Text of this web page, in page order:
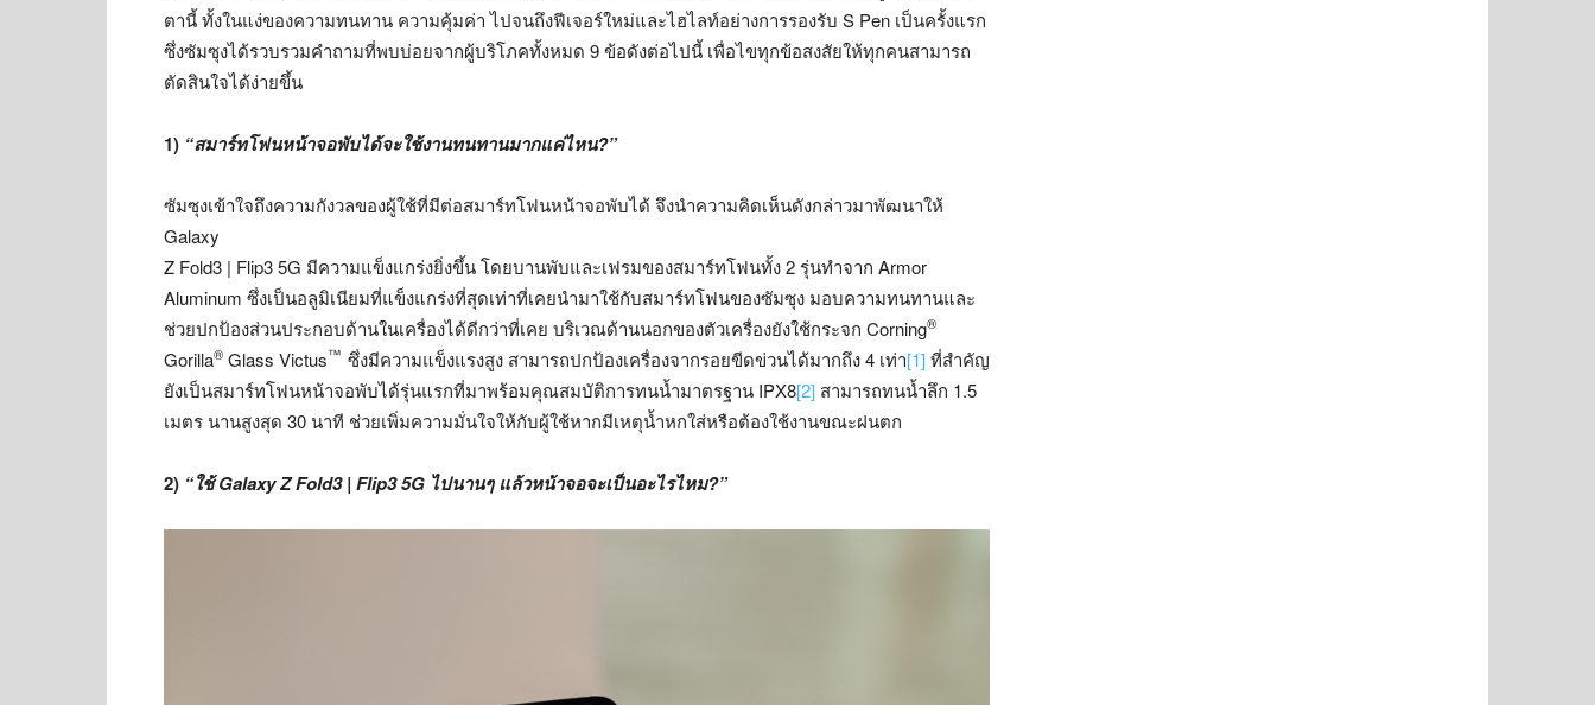
ตานี้ ทั้งในแง่ของความทนทาน ความคุ้มค่า ไปจนถึงฟีเจอร์ใหม่และไฮไลท์อย่างการรองรับ S Pen เป็นครั้งแรก
ซึ่งซัมซุงได้รวบรวมคำถามที่พบบ่อยจากผู้บริโภคทั้งหมด 9 ข้อดังต่อไปนี้ เพื่อไขทุกข้อสงสัยให้ทุกคนสามารถ
ตัดสินใจได้ง่ายขึ้น
1) “สมาร์ทโฟนหน้าจอพับได้จะใช้งานทนทานมากแค่ไหน?”
ซัมซุงเข้าใจถึงความกังวลของผู้ใช้ที่มีต่อสมาร์ทโฟนหน้าจอพับได้ จึงนำความคิดเห็นดังกล่าวมาพัฒนาให้
Galaxy
Z Fold3 | Flip3 5G มีความแข็งแกร่งยิ่งขึ้น โดยบานพับและเฟรมของสมาร์ทโฟนทั้ง 2 รุ่นทำจาก Armor
Aluminum ซึ่งเป็นอลูมิเนียมที่แข็งแกร่งที่สุดเท่าที่เคยนำมาใช้กับสมาร์ทโฟนของซัมซุง มอบความทนทานและ
ช่วยปกป้องส่วนประกอบด้านในเครื่องได้ดีกว่าที่เคย บริเวณด้านนอกของตัวเครื่องยังใช้กระจก Corning®
Gorilla® Glass Victus™ ซึ่งมีความแข็งแรงสูง สามารถปกป้องเครื่องจากรอยขีดข่วนได้มากถึง 4 เท่า[1] ที่สำคัญ
ยังเป็นสมาร์ทโฟนหน้าจอพับได้รุ่นแรกที่มาพร้อมคุณสมบัติการทนน้ำมาตรฐาน IPX8[2] สามารถทนน้ำลึก 1.5
เมตร นานสูงสุด 30 นาที ช่วยเพิ่มความมั่นใจให้กับผู้ใช้หากมีเหตุน้ำหกใส่หรือต้องใช้งานขณะฝนตก
2) “ใช้ Galaxy Z Fold3 | Flip3 5G ไปนานๆ แล้วหน้าจอจะเป็นอะไรไหม?”